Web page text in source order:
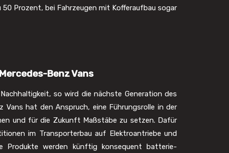
Prozent, bei Fahrzeugen mit Kofferaufbau sogar
Benz Vans
so wird die nächste Generation des
Vans hat den Anspruch, eine Führungsrolle in der
und für die Zukunft Maßstäbe zu setzen. Dafür
im Transporterbau auf Elektroantriebe und
Produkte werden künftig konsequent batterie-